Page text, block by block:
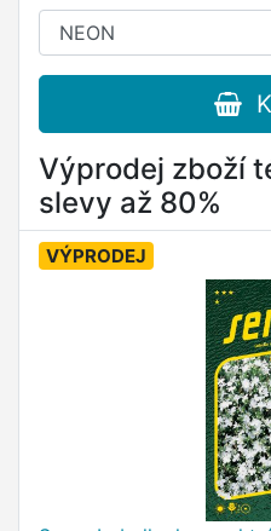
Výprodej zboží
slevy až 80%
VÝPRODEJ